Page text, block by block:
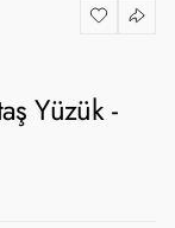
Yüzük -